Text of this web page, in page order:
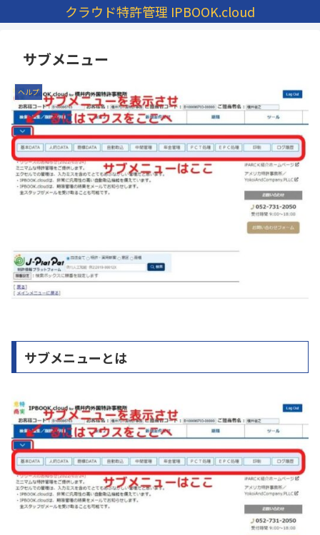
クラウド特許管理 IPBOOK.cloud
サブメニュー
ヘルプ
サブメニューとは